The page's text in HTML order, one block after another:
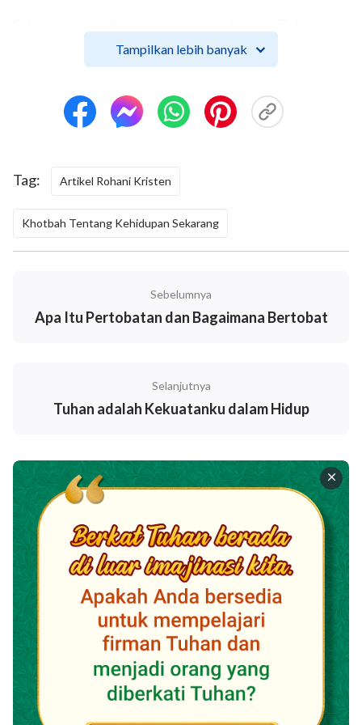
setiap hari, tetapi sebagian besar doa kita mengikuti
prosedur berikut: Kita tidak benar-benar
menenangkan hati kita di hadapan Tuhan atau
menggunakan hati yang tak terbagi dan jujur ​​untuk
apa pun yang kita miliki di hadapan Tuhan, untuk
untuk mendapatkan pemahaman yang lebih banyak
yang tidak kita maksudkan, mengucapkan kata-kata
yang biasa atau berulang-ulang. Kadang-kadang
menyelesaikan doa kita sesegera mungkin, kita hanya
mengucapkan beberapa kata dengan setengah hati;
kita memikirkan hal lain, dan sebagainya. Semua
perilaku ini menunjukkan bahwa kita tidak benar-
benar menenangkan hati kita di hadapan Tuhan untuk
memiliki persekutuan yang benar dengan Tuhan,
tetapi mengulur waktu dan menipu Tuhan. Ketika kita
berdoa dengan cara ini, bukan saja kita tidak dapat
memperoleh jamahan atau pencerahan Roh Kudus,
tetapi kita akan membuat Tuhan merasa jijik dan
benci. Tuhan Yesus berfirman: "Tetapi waktunya
akan tiba, sekaranglah waktunya, ketika
penyembah-penyembah benar akan menyembah
Tampilkan lebih banyak
Tag: Artikel Rohani Kristen
Khotbah Tentang Kehidupan Sekarang
Sebelumnya
Apa Itu Pertobatan dan Bagaimana Bertobat
Selanjutnya
Tuhan adalah Kekuatanku dalam Hidup